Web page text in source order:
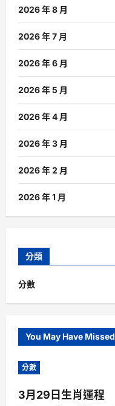
2026 年 8 月
2026 年 7 月
2026 年 6 月
2026 年 5 月
2026 年 4 月
2026 年 3 月
2026 年 2 月
2026 年 1 月
分類
分數
You May Have Missed
分數
3月29日生肖運程